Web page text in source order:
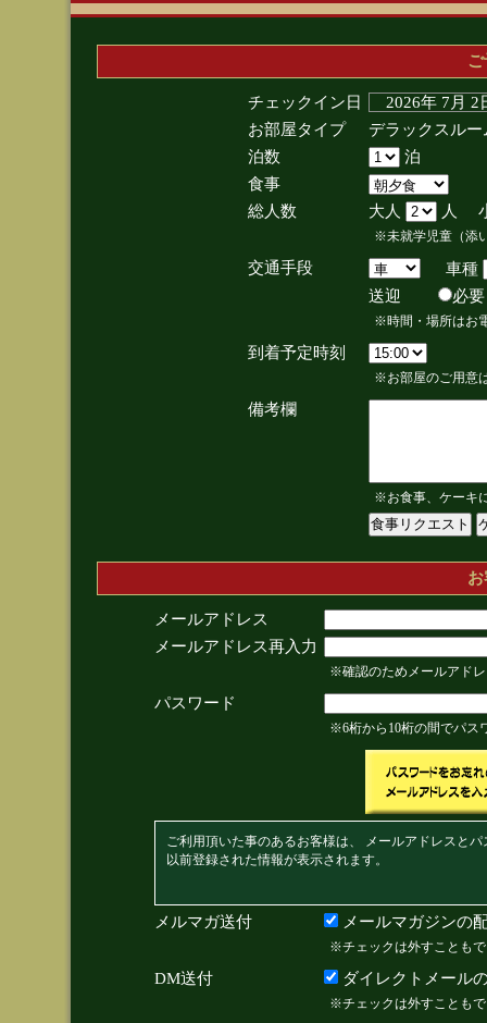
チェックイン日
2026年 7月
お部屋タイプ
デラックスル
泊数
泊
食事
総人数
大人 人
※未就学児童（添
交通手段
車種
送迎
※時間・場所はお
到着予定時刻
※お部屋のご用意
備考欄
※お食事、ケーキ
メールアドレス
メールアドレス再入力
※確認のためメールアド
パスワード
※6桁から10桁の間でパス
ご利用頂いた事のあるお客様は、 メールアドレスと
以前登録された情報が表示されます。
メルマガ送付 メールマガジンの
※チェックは外すことも
DM送付 ダイレクトメール
※チェックは外すことも